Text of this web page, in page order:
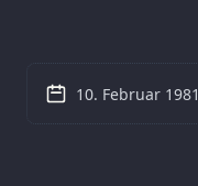
10. Februar 1981